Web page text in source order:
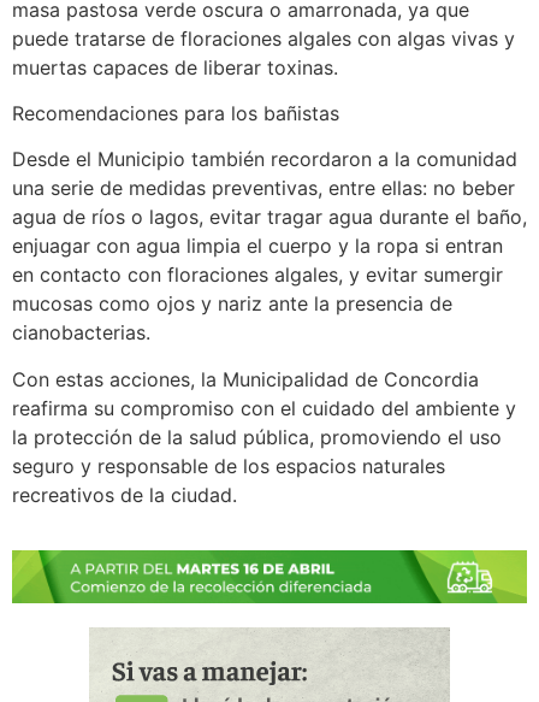
masa pastosa verde oscura o amarronada, ya que
puede tratarse de floraciones algales con algas vivas y
muertas capaces de liberar toxinas.
Recomendaciones para los bañistas
Desde el Municipio también recordaron a la comunidad
una serie de medidas preventivas, entre ellas: no beber
agua de ríos o lagos, evitar tragar agua durante el baño,
enjuagar con agua limpia el cuerpo y la ropa si entran
en contacto con floraciones algales, y evitar sumergir
mucosas como ojos y nariz ante la presencia de
cianobacterias.
Con estas acciones, la Municipalidad de Concordia
reafirma su compromiso con el cuidado del ambiente y
la protección de la salud pública, promoviendo el uso
seguro y responsable de los espacios naturales
recreativos de la ciudad.